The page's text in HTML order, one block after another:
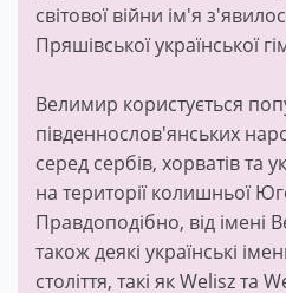
світової війни ім'я
Пряшівської української
Велимир користується
південнослов'янських
серед сербів, хорватів та
на території колишньої
Правдоподібно, від імені
також деякі українські
століття, такі як Welisz та